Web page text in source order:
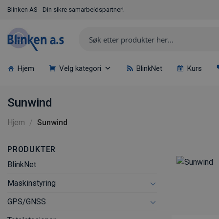
Skip
content
Blinken AS - Din sikre samarbeidspartner!
Hjem Velg kategori BlinkNet Kurs
Sunwind
Hjem / Sunwind
PRODUKTER
BlinkNet
Maskinstyring
GPS/GNSS